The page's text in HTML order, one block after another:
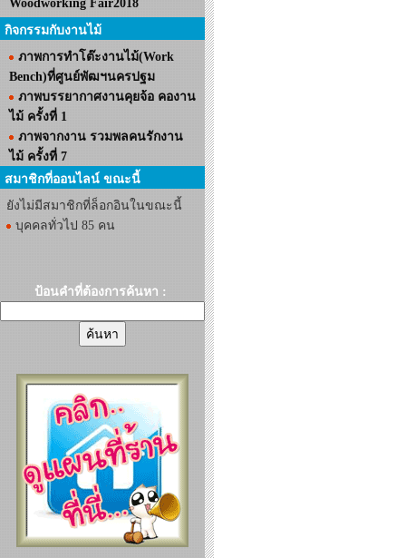
Woodworking Fair2018
กิจกรรมกับงานไม้
ภาพการทำโต๊ะงานไม้(Work
Bench)ที่ศูนย์พัฒฯนครปฐม
ภาพบรรยากาศงานคุยจ้อ คองาน
ไม้ ครั้งที่ 1
ภาพจากงาน รวมพลคนรักงาน
ไม้ ครั้งที่ 7
สมาชิกที่ออนไลน์ ขณะนี้
ยังไม่มีสมาชิกที่ล็อกอินในขณะนี้
บุคคลทั่วไป 85 คน
ป้อนคำที่ต้องการค้นหา :